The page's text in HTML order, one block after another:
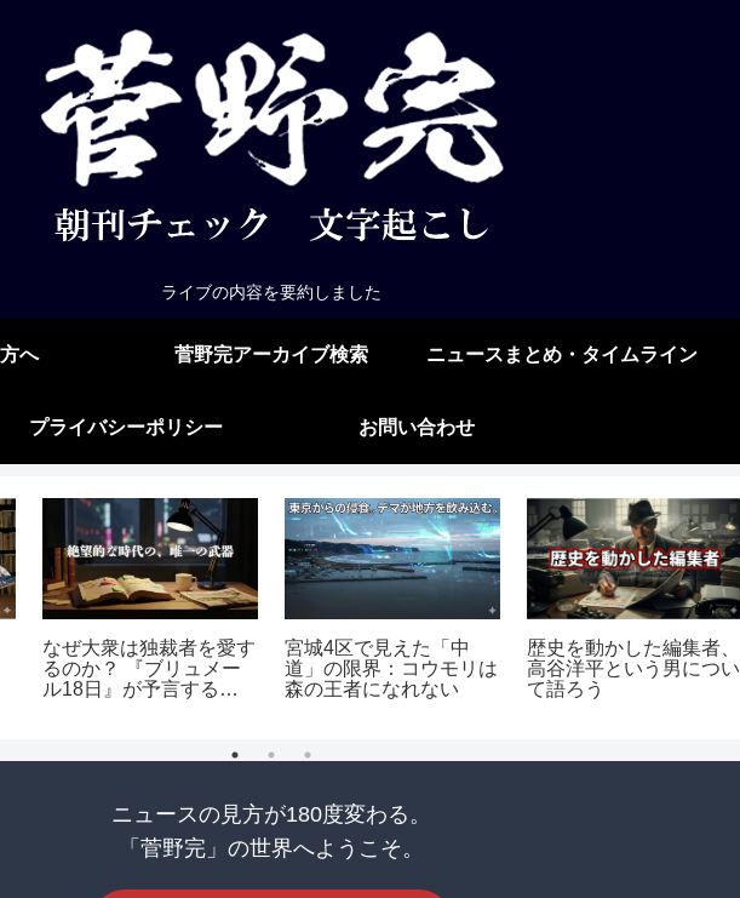
ライブの内容を要約しました
へ 菅野完アーカイブ検索 ニュースまとめ・タイムライン
プライバシーポリシー お問い合わせ
なぜ大衆は独裁者を愛す
るのか？ 『ブリュメー
ル18日』が予言する現
宮城4区で見えた「中
道」の限界：コウモリは
森の王者になれない
歴史を動かした編集者、
高谷洋平という男につい
て語ろう
ニュースの見方が180度変わる。
「菅野完」の世界へようこそ。